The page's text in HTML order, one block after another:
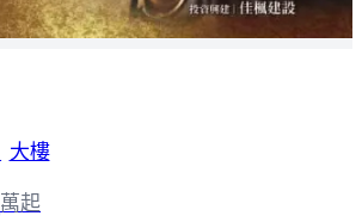
大樓
萬起